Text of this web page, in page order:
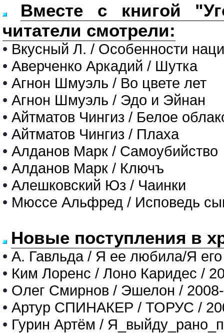
Вместе с книгой
читатели смотрели:
• Вкусный Л. / Особенности
• Аверченко Аркадий / Шутка
• Агнон Шмуэль / Во цвете лет
• Агнон Шмуэль / Эдо и Эйнан
• Айтматов Чингиз / Белое
• Айтматов Чингиз / Плаха
• Алданов Марк / Самоубийство
• Алданов Марк / Ключъ
• Алешковский Юз / Чаинки
• Мюссе Альфред / Исповедь
Новые поступления в
• А. Гавльда / Я ее любила/Я
• Ким Лоренс / Лоно Каридес /
• Олег Смирнов / Эшелон /
• Артур СПИНАКЕР / ТОРУС /
• Гурин Артём /